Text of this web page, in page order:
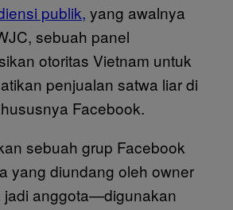
publik, yang awalnya
sebuah panel
otoritas Vietnam untuk
penjualan satwa liar di
Facebook.
sebuah grup Facebook
yang diundang oleh owner
jadi anggota—digunakan